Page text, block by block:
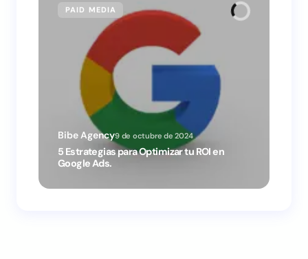
PAID MEDIA
5 Estrategias para Optimizar tu ROI en
Google Ads.
9 de octubre de 2024